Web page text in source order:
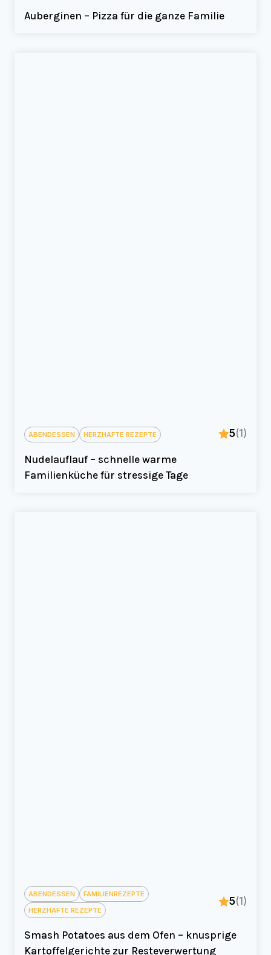
Auberginen – Pizza für die ganze Familie
ABENDESSEN HERZHAFTE REZEPTE 5(1)
Nudelauflauf – schnelle warme
Familienküche für stressige Tage
ABENDESSEN
FAMILIENREZEPTE
HERZHAFTE REZEPTE
5(1)
Smash Potatoes aus dem Ofen – knusprige
Kartoffelgerichte zur Resteverwertung